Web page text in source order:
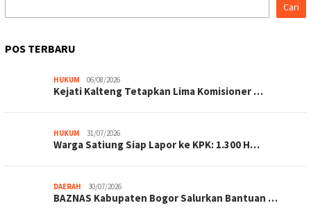
Cari
POS TERBARU
HUKUM 06/08/2026
Kejati Kalteng Tetapkan Lima Komisioner …
HUKUM 31/07/2026
Warga Satiung Siap Lapor ke KPK: 1.300 H…
DAERAH 30/07/2026
BAZNAS Kabupaten Bogor Salurkan Bantuan …